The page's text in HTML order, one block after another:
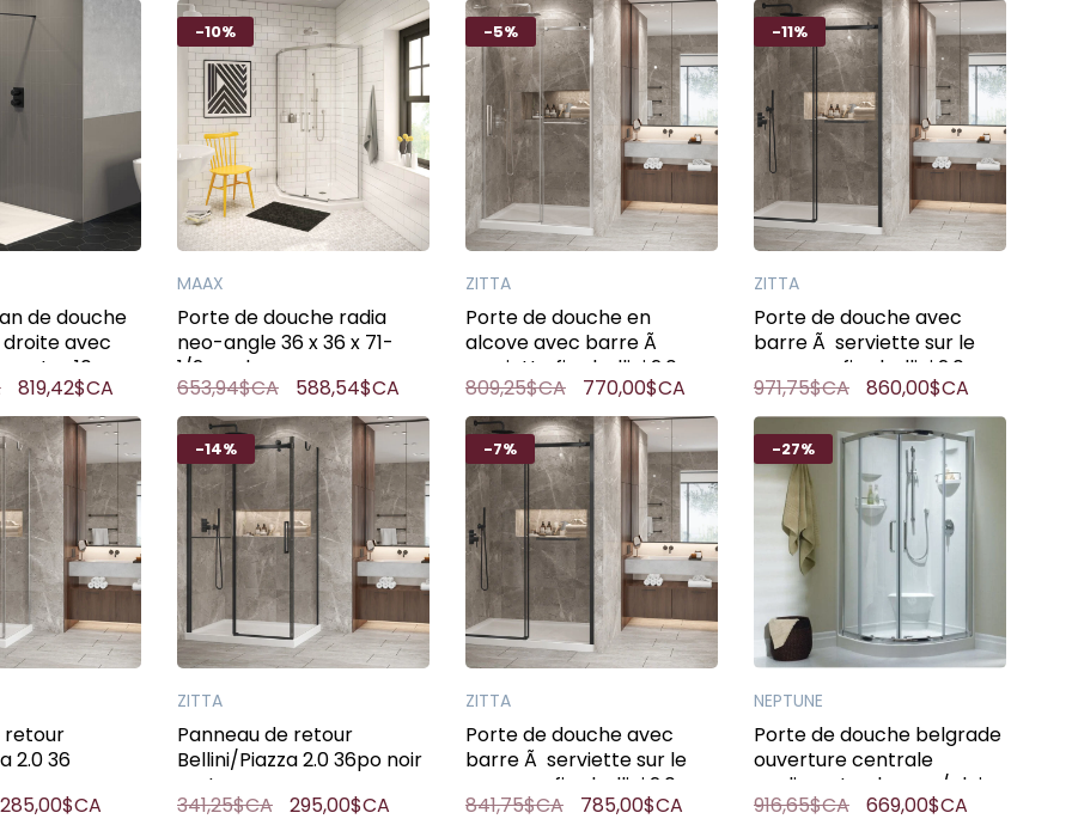
de douche
avec
vectra 10mm
819,42$CA
-10%
MAAX
Porte de douche radia
neo-angle 36 x 36 x 71-
1/2po chrome
653,94$CA 588,54$CA
-5%
ZITTA
Porte de douche en
alcove avec barre Ã
serviette fixe bellini 2.0
48po chrome
809,25$CA 770,00$CA
-11%
ZITTA
Porte de douche avec
barre Ã serviette sur le
panneau fixe bellini 2.0
60po noir mat
971,75$CA 860,00$CA
retour
2.0 36
avec
inclus
285,00$CA
-14%
ZITTA
Panneau de retour
Bellini/Piazza 2.0 36po noir
mat
341,25$CA 295,00$CA
-7%
ZITTA
Porte de douche avec
barre Ã serviette sur le
panneau fixe bellini 2.0
48po noir mat
841,75$CA 785,00$CA
-27%
NEPTUNE
Porte de douche belgrade
ouverture centrale
coulissante chrome/clair
916,65$CA 669,00$CA